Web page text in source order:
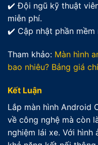
✔️ Đội ngũ kỹ thuật
miễn phí.
✔️ Cập nhật phần mềm
Tham khảo: Màn hình
bao nhiêu? Bảng giá
Kết Luận
Lắp màn hình Android
về công nghệ mà còn
nghiệm lái xe. Với hình